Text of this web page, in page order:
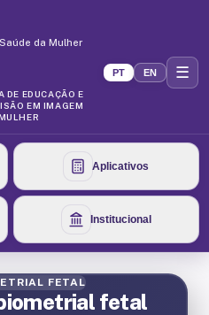
da Mulher
DE EDUCAÇÃO E
EM IMAGEM
PT EN ☰
Aplicativos
Institucional
FETAL
fetal